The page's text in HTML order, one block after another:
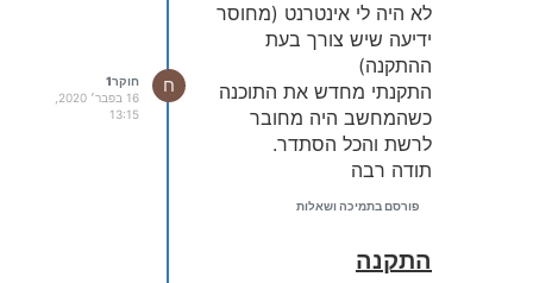
לא היה לי אינטרנט (מחוסר
ידיעה שיש צורך בעת
ההתקנה)
התקנתי מחדש את התוכנה
כשהמחשב היה מחובר
לרשת והכל הסתדר.
תודה רבה
פורסם בתמיכה ושאלות
ח
חוקר1
13:15
התקנה